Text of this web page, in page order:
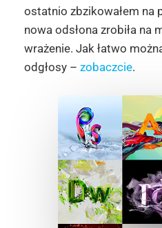
ostatnio zbzikowałem na
nowa odsłona zrobiła na
wrażenie. Jak łatwo
odgłosy – zobaczcie.